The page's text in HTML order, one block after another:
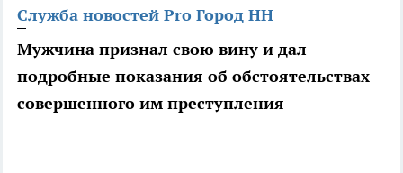
Служба новостей Pro Город НН
Мужчина признал свою вину и дал
подробные показания об обстоятельствах
совершенного им преступления